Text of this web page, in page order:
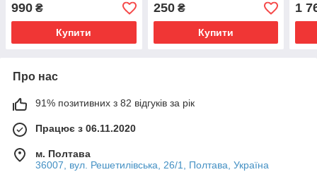
990 ₴
Купити
250₴
Купити
1
Про нас
91% позитивних з 82 відгуків за рік
Працює з 06.11.2020
м. Полтава
36007, вул. Решетилівська, 26/1, Полтава, Україна